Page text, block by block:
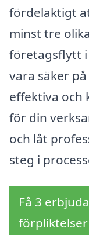
fördelaktigt
minst tre
företagsflytt i
vara säker
effektiva och
för din
och låt
steg i
Få 3
förpliktelser